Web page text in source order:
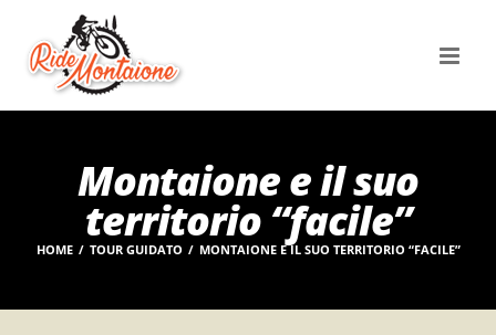
contenuto
Montaione e il suo
territorio “facile”
HOME TOUR GUIDATO MONTAIONE E IL SUO TERRITORIO “FACILE”